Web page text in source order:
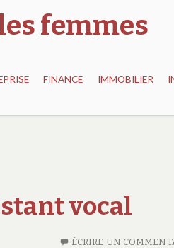
femmes
FINANCE IMMOBILIER
vocal
ÉCRIRE UN